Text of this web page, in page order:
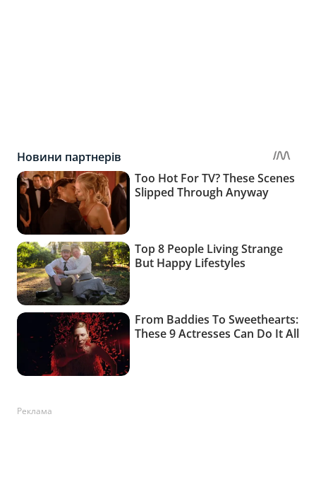
Реклама